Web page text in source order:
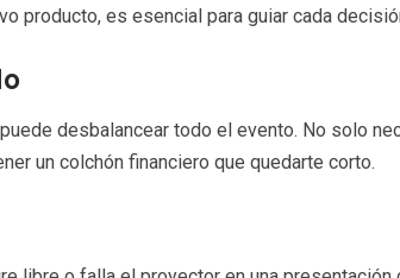
producto, es esencial para guiar cada
desbalancear todo el evento. No solo
un colchón financiero que quedarte corto.